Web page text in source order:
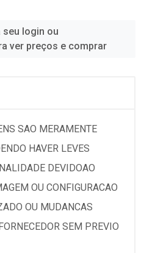
seu login ou
ver preços e comprar
SAO MERAMENTE
HAVER LEVES
DEVIDOAO
OU CONFIGURACAO
OU MUDANCAS
SEM PREVIO